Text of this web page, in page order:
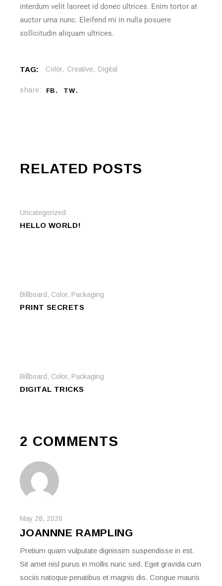
interdum velit laoreet id donec ultrices. Enim tortor at
auctor urna nunc. Eleifend mi in nulla posuere
sollicitudin aliquam ultrices.
TAG: Color Creative Digital
share: FB TW
RELATED POSTS
Uncategorized
HELLO WORLD!
Billboard , Color, Packaging
PRINT SECRETS
Billboard , Color, Packaging
DIGITAL TRICKS
2 COMMENTS
May 28, 2020
JOANNNE RAMPLING
Pretium quam vulputate dignissim suspendisse in est.
Sit amet nisl purus in mollis nunc sed. Eget gravida cum
sociis natoque penatibus et magnis dis. Congue mauris